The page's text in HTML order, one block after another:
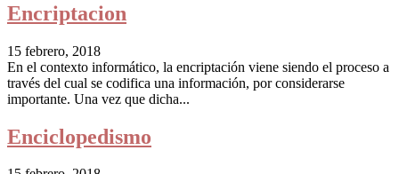
Encriptacion
15 febrero, 2018
En el contexto informático, la encriptación viene siendo el proceso a
través del cual se codifica una información, por considerarse
importante. Una vez que dicha...
Enciclopedismo